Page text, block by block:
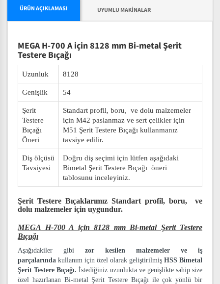
ÜRÜN AÇIKLAMASI UYUMLU MAKINALAR
MEGA H-700 A için 8128 mm Bi-metal Şerit
Testere Bıçağı
Uzunluk 8128
Genişlik 54
Şerit
Testere
Bıçağı
Öneri
Standart profil, boru, ve dolu malzemeler
için M42 paslanmaz ve sert çelikler için
M51 Şerit Testere Bıçağı kullanmanız
tavsiye edilir.
Diş ölçüsü
Tavsiyesi
Doğru diş seçimi için lütfen aşağıdaki
Bimetal Şerit Testere Bıçağı öneri
tablosunu inceleyiniz.
Şerit Testere Bıçaklarımız Standart profil, boru, ve
dolu malzemeler için uygundur.
MEGA H-700 A için 8128 mm Bi-metal Şerit Testere
Bıçağı
Aşağıdakiler gibi zor kesilen malzemeler ve iş
parçalarında kullanım için özel olarak geliştirilmiş HSS Bimetal
Şerit Testere Bıçağı.İstediğiniz uzunlukta ve genişlikte sahip size
özel hazırlanan Bi-metal Şerit Testere Bıçağı ile çok yönlü bir